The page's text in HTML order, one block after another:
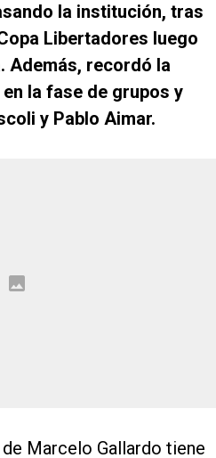
la institución, tras
Libertadores luego
Además, recordó la
la fase de grupos y
y Pablo Aimar.
Marcelo Gallardo tiene